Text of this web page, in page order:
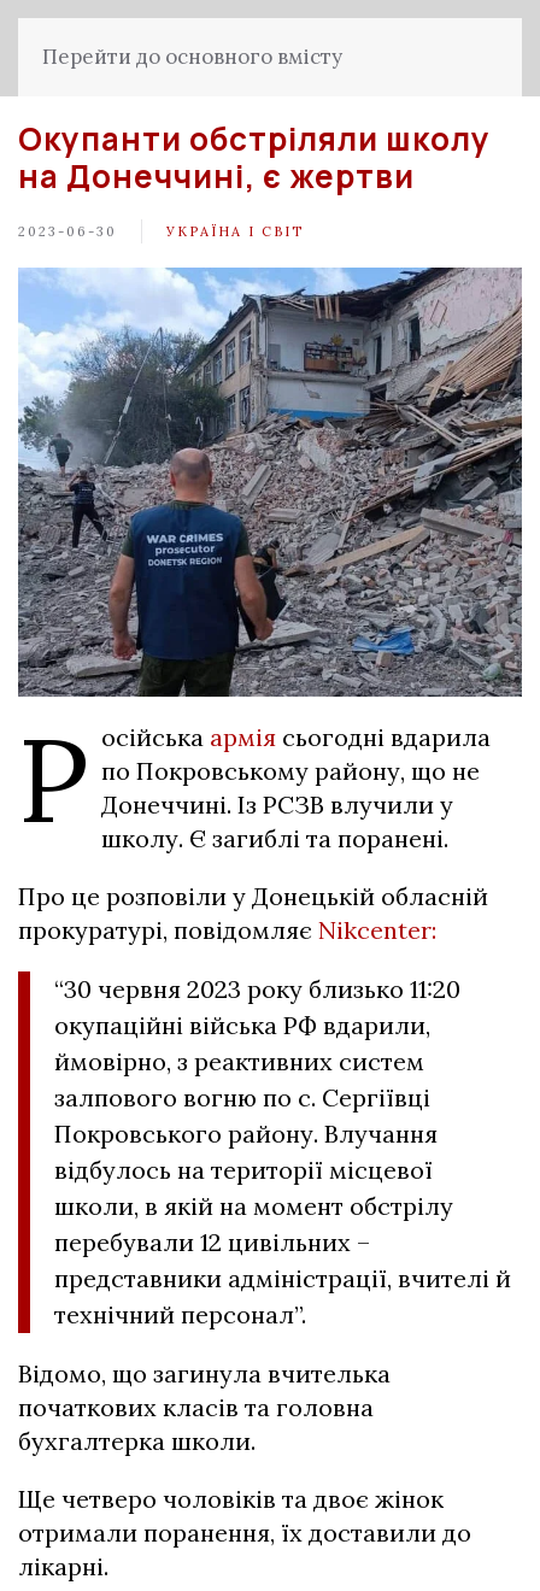
Перейти до основного вмісту
Окупанти обстріляли школу
на Донеччині, є жертви
2023-06-30 УКРАЇНА І СВІТ
Р осійська армія сьогодні вдарила
по Покровському району, що не
Донеччині. Із РСЗВ влучили у
школу. Є загиблі та поранені.
Про це розповіли у Донецькій обласній
прокуратурі, повідомляє Nikcenter:
“30 червня 2023 року близько 11:20
окупаційні війська РФ вдарили,
ймовірно, з реактивних систем
залпового вогню по с. Сергіївці
Покровського району. Влучання
відбулось на території місцевої
школи, в якій на момент обстрілу
перебували 12 цивільних –
представники адміністрації, вчителі й
технічний персонал”.
Відомо, що загинула вчителька
початкових класів та головна
бухгалтерка школи.
Ще четверо чоловіків та двоє жінок
отримали поранення, їх доставили до
лікарні.